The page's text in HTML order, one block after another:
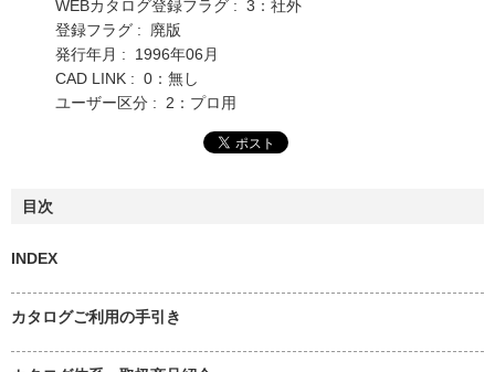
WEBカタログ登録フラグ : 3：社外
登録フラグ : 廃版
発行年月 : 1996年06月
CAD LINK : 0：無し
ユーザー区分 : 2：プロ用
目次
INDEX
カタログご利用の手引き